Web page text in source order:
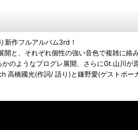
新作フルアルバム3rd！
と、それぞれ個性の強い音色で複雑に
のようなプログレ展開、さらにGt.山川
橋國光(作詞/ 語り)と鎌野愛(ゲストボー